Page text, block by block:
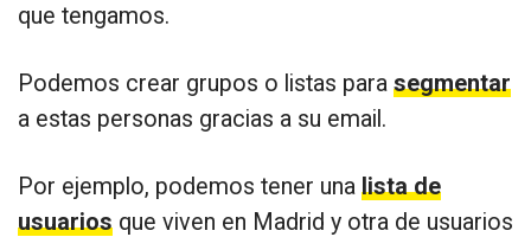
que tengamos.
Podemos crear grupos o listas para segmentar
a estas personas gracias a su email.
Por ejemplo, podemos tener una lista de
usuarios que viven en Madrid y otra de usuarios